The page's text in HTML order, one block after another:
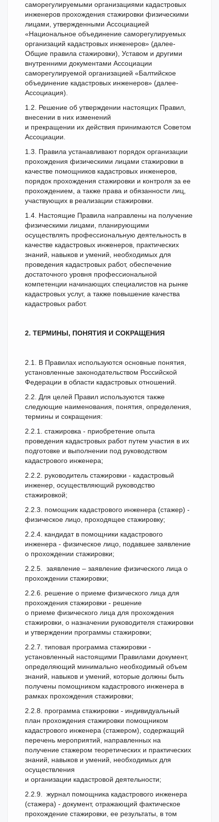
саморегулируемыми организациями кадастровых
инженеров прохождения стажировки физическими
лицами, утвержденными Ассоциацией
«Национальное объединение саморегулируемых
организаций кадастровых инженеров» (далее-
Общие правила стажировки), Уставом и другими
внутренними документами Ассоциации
саморегулируемой организацией «Балтийское
объединение кадастровых инженеров» (далее-
Ассоциация).
1.2. Решение об утверждении настоящих Правил,
внесении в них изменений
и прекращении их действия принимаются Советом
Ассоциации.
1.3. Правила устанавливают порядок организации
прохождения физическими лицами стажировки в
качестве помощников кадастровых инженеров,
порядок прохождения стажировки и контроля за ее
прохождением, а также права и обязанности лиц,
участвующих в реализации стажировки.
1.4. Настоящие Правила направлены на получение
физическими лицами, планирующими
осуществлять профессиональную деятельность в
качестве кадастровых инженеров, практических
знаний, навыков и умений, необходимых для
проведения кадастровых работ, обеспечение
достаточного уровня профессиональной
компетенции начинающих специалистов на рынке
кадастровых услуг, а также повышение качества
кадастровых работ.
2. ТЕРМИНЫ, ПОНЯТИЯ И СОКРАЩЕНИЯ
2.1. В Правилах используются основные понятия,
установленные законодательством Российской
Федерации в области кадастровых отношений.
2.2. Для целей Правил используются также
следующие наименования, понятия, определения,
термины и сокращения:
2.2.1. стажировка - приобретение опыта
проведения кадастровых работ путем участия в их
подготовке и выполнении под руководством
кадастрового инженера;
2.2.2. руководитель стажировки - кадастровый
инженер, осуществляющий руководство
стажировкой;
2.2.3. помощник кадастрового инженера (стажер) -
физическое лицо, проходящее стажировку;
2.2.4. кандидат в помощники кадастрового
инженера - физическое лицо, подавшее заявление
о прохождении стажировки;
2.2.5. заявление – заявление физического лица о
прохождении стажировки;
2.2.6. решение о приеме физического лица для
прохождения стажировки - решение
о приеме физического лица для прохождения
стажировки, о назначении руководителя стажировки
и утверждении программы стажировки;
2.2.7. типовая программа стажировки -
установленный настоящими Правилами документ,
определяющий минимально необходимый объем
знаний, навыков и умений, которые должны быть
получены помощником кадастрового инженера в
рамках прохождения стажировки;
2.2.8. программа стажировки - индивидуальный
план прохождения стажировки помощником
кадастрового инженера (стажером), содержащий
перечень мероприятий, направленных на
получение стажером теоретических и практических
знаний, навыков и умений, необходимых для
осуществления
и организации кадастровой деятельности;
2.2.9. журнал помощника кадастрового инженера
(стажера) - документ, отражающий фактическое
прохождение стажировки, ее результаты, в том